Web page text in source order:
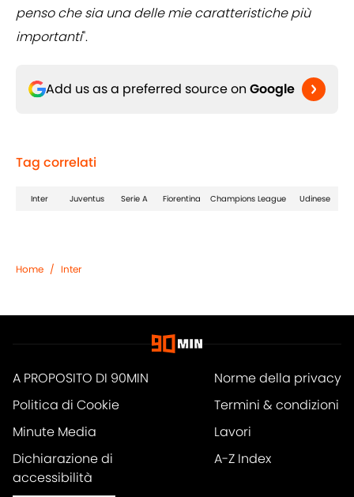
penso che sia una delle mie caratteristiche più
importanti".
Add us as a preferred source on Google
Tag correlati
Inter Juventus Serie A Fiorentina Champions League Udinese
Home / Inter
A PROPOSITO DI 90MIN
Norme della privacy
Politica di Cookie
Termini & condizioni
Minute Media
Lavori
Dichiarazione di
accessibilità
A-Z Index